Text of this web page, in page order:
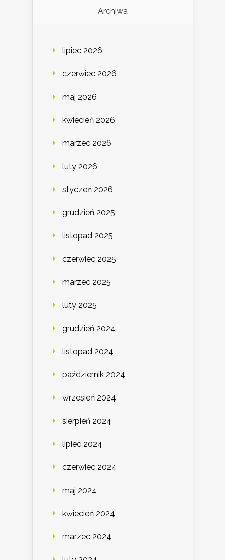
Archiwa
lipiec 2026
czerwiec 2026
maj 2026
kwiecień 2026
marzec 2026
luty 2026
styczeń 2026
grudzień 2025
listopad 2025
czerwiec 2025
marzec 2025
luty 2025
grudzień 2024
listopad 2024
październik 2024
wrzesień 2024
sierpień 2024
lipiec 2024
czerwiec 2024
maj 2024
kwiecień 2024
marzec 2024